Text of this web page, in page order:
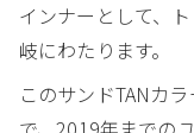
インナーとして、
岐にわたります。
このサンドTANカ